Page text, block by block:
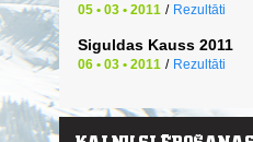
05 • 03 • 2011 / Rezultāti
Siguldas Kauss 2011
06 • 03 • 2011 / Rezultāti